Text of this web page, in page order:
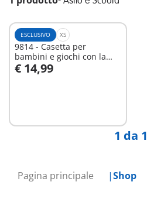
Pagina principale Shop
ESCLUSIVO XS
9814 - Casetta per
bambini e giochi con la
sabbia
€ 14,99
Aggiungi al carrello
1 da 1